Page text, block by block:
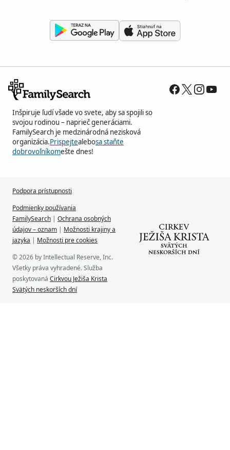
Inšpiruje ľudí všade vo svete, aby sa spojili so
svojou rodinou – naprieč generáciami.
FamilySearch je medzinárodná nezisková
organizácia.Prispejtealebosa staňte
dobrovoľníkomešte dnes!
Podpora prístupnosti
Podmienky používania
FamilySearch | Ochrana osobných
údajov – oznam | Možnosti krajiny a
jazyka | Možnosti pre cookies
© 2026 by Intellectual Reserve, Inc.
Všetky práva vyhradené. Služba
poskytovaná Cirkvou Ježiša Krista
Svätých neskorších dní